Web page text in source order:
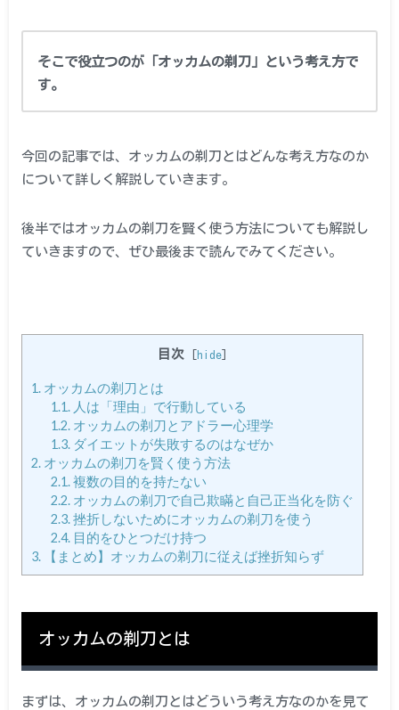
そこで役立つのが「オッカムの剃刀」という考え方で
す。
今回の記事では、オッカムの剃刀とはどんな考え方なのか
について詳しく解説していきます。
後半ではオッカムの剃刀を賢く使う方法についても解説し
ていきますので、ぜひ最後まで読んでみてください。
目次 hide]
1.オッカムの剃刀とは
1.1.人は「理由」で行動している
1.2.オッカムの剃刀とアドラー心理学
1.3.ダイエットが失敗するのはなぜか
2.オッカムの剃刀を賢く使う方法
2.1.複数の目的を持たない
2.2.オッカムの剃刀で自己欺瞞と自己正当化を防ぐ
2.3.挫折しないためにオッカムの剃刀を使う
2.4.目的をひとつだけ持つ
3.【まとめ】オッカムの剃刀に従えば挫折知らず
オッカムの剃刀とは
まずは、オッカムの剃刀とはどういう考え方なのかを見て